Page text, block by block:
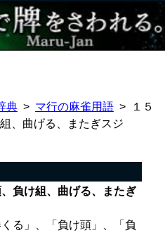
典 マ行の麻雀用語
１５
、曲げる、またぎスジ
負け組、曲げる、またぎ
る」、「負け頭」、「負